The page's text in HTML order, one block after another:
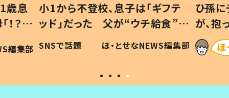
歳息
？」
編集部
小1から不登校、息子は「ギフテ
ッド」だった 父が“ウチ給食”を
作り続ける理由とは #令和の親
#令和の子
SNSで話題 ほ・とせなNEWS編集部
ひ孫
が、
「涙が
い」